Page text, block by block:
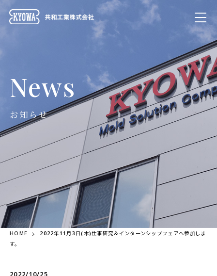
News
お知らせ
HOME
2022年11月3日(木)仕事研究＆インターンシップフェアへ参加しま
す。
2022/10/25